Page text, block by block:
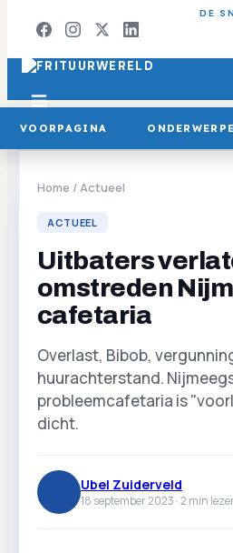
DE
VOORPAGINA
Home /Actueel
ACTUEEL
Uitbaters
omstreden
cafetaria
Overlast, Bibob,
huurachterstand.
probleemcafetaria is
dicht.
Ubel Zuiderveld
18 september 2023 ·2 min